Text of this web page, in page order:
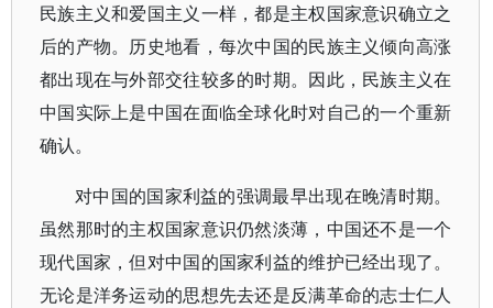
民族主义和爱国主义一样，都是主权国家意识确立之
后的产物。历史地看，每次中国的民族主义倾向高涨
都出现在与外部交往较多的时期。因此，民族主义在
中国实际上是中国在面临全球化时对自己的一个重新
确认。
对中国的国家利益的强调最早出现在晚清时期。
虽然那时的主权国家意识仍然淡薄，中国还不是一个
现代国家，但对中国的国家利益的维护已经出现了。
无论是洋务运动的思想先去还是反满革命的志士仁人